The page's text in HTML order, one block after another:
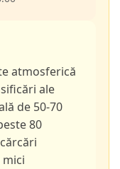
atmosferică
ale
de 50-70
80